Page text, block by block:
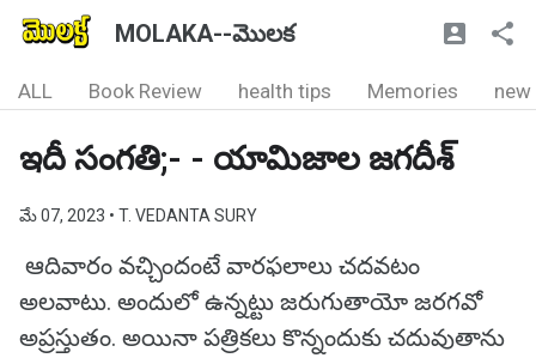
MOLAKA--మొలక
ALL Book Review health tips Memories new
ఇదీ సంగతి;- - యామిజాల జగదీశ్
మే 07, 2023 • T. VEDANTA SURY
ఆదివారం వచ్చిందంటే వారఫలాలు చదవటం
అలవాటు. అందులో ఉన్నట్టు జరుగుతాయో జరగవో
అప్రస్తుతం. అయినా పత్రికలు కొన్నందుకు చదువుతాను